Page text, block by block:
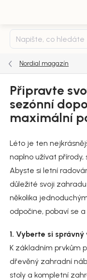
Nordial magazín
Připravte
sezónní
maximální
Léto je ten
naplno užívat přírody,
Abyste si letní
důležité svoji
několika
odpočine, pobaví se
1. Vyberte si
K základním prvkům
dřevěný zahradní
stoly a kompletní